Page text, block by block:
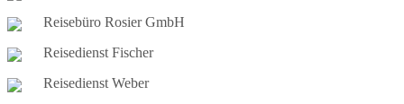
Reisebüro Rosier GmbH
Reisedienst Fischer
Reisedienst Weber